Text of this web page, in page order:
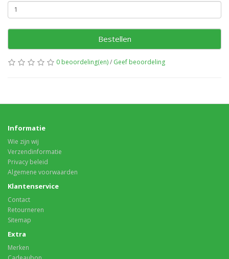
Bestellen
0 beoordeling(en)/ Geef beoordeling
Informatie
Wie zijn wij
Verzendinformatie
Privacy beleid
Algemene voorwaarden
Klantenservice
Contact
Retourneren
Sitemap
Extra
Merken